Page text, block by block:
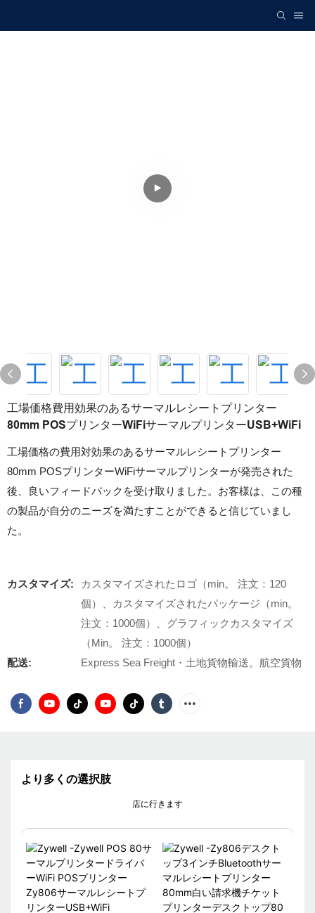
工場価格費用効果のあるサーマルレシートプリンター
80mm POSプリンターWiFiサーマルプリンターUSB+WiFi
工場価格の費用対効果のあるサーマルレシートプリンター
80mm POSプリンターWiFiサーマルプリンターが発売された
後、良いフィードバックを受け取りました。お客様は、この種
の製品が自分のニーズを満たすことができると信じていまし
た。
カスタマイズ:
カスタマイズされたロゴ（min。 注文：120
個）、カスタマイズされたパッケージ（min。
注文：1000個）、グラフィックカスタマイズ
（Min。 注文：1000個）
配送:
Express Sea Freight・土地貨物輸送。航空貨物
より多くの選択肢
店に行きます